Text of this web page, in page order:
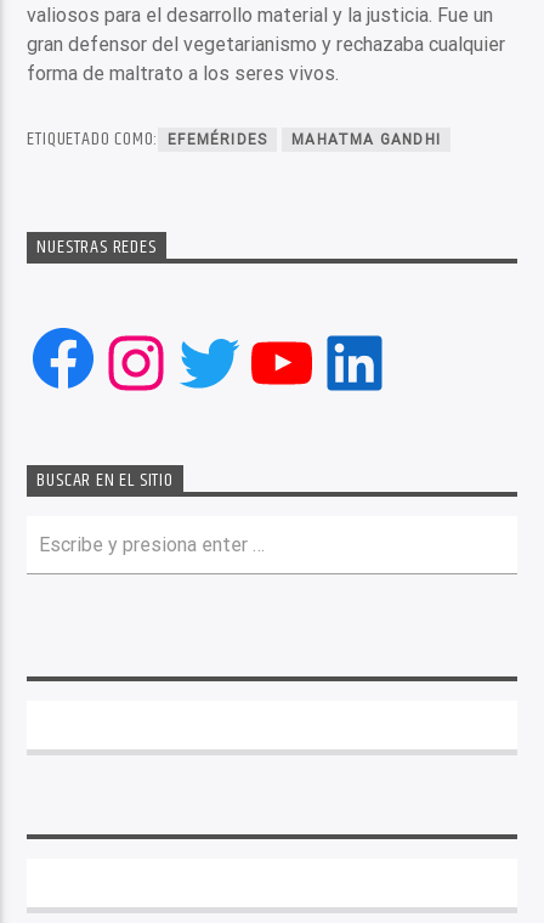
valiosos para el desarrollo material y la justicia. Fue un
gran defensor del vegetarianismo y rechazaba cualquier
forma de maltrato a los seres vivos.
ETIQUETADO COMO: EFEMÉRIDES MAHATMA GANDHI
NUESTRAS REDES
Facebook
Instagram
Twitter
YouTube
LinkedIn
BUSCAR EN EL SITIO